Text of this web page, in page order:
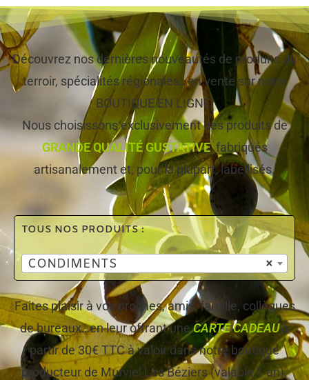
Découvrez nos dernières nouveautés de produits du
terroir, spécialités régionales…en vente sur notre
BOUTIQUE EN LIGNE!
Nous choisissons exclusivement des produits de
GRANDE QUALITÉ GUSTATIVE, fabriqués
artisanalement et, pour la plupart, labellisés.
TOUS NOS PRODUITS :
×
CONDIMENTS
Faites plaisir à vos proches, amis, famille, collègues
de bureaux…en leur offrant uneCARTE CADEAUà
partir de 30€ TTC à valoir dans notre boutique
producteur de Murviel Les Béziers (valable 1 an).